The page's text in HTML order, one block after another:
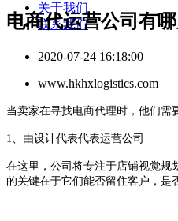
关于我们
联系我们
电商代运营公司有
2020-07-24 16:18:00
www.hkhxlogistics.com
当卖家在寻找电商代理时，他们需
1、由设计代表代表运营公司
在这里，公司将专注于店铺视觉规
的关键在于它们能否留住客户，是